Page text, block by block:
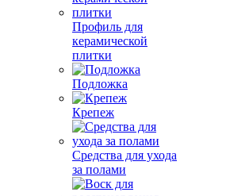
Профиль для
керамической
плитки
Подложка
Крепеж
Средства для ухода
за полами